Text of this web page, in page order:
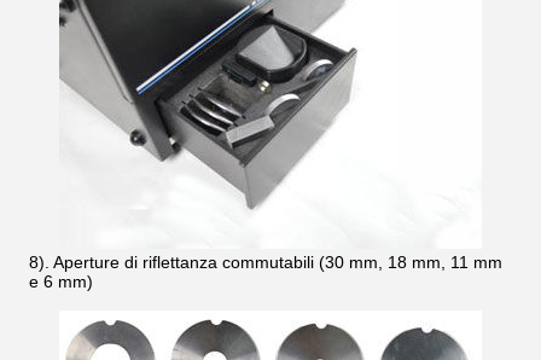
8). Aperture di riflettanza commutabili (30 mm, 18 mm, 11 mm
e 6 mm)